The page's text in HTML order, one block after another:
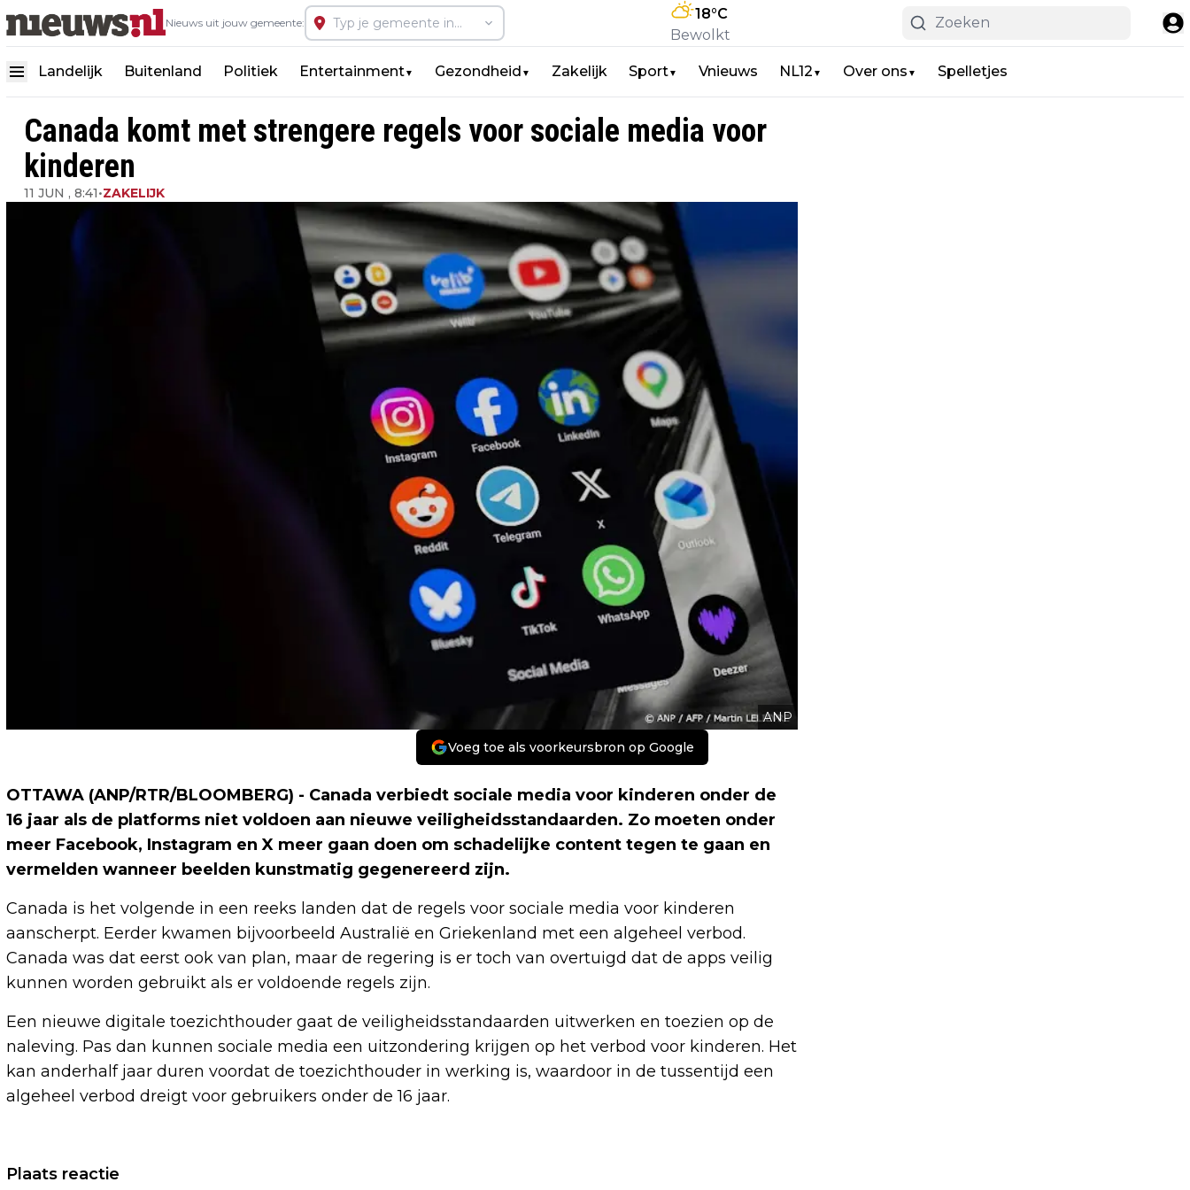
Nieuws uit jouw gemeente:
18°C
Bewolkt
Landelijk Buitenland Politiek Entertainment▼ Gezondheid ▼ Zakelijk Sport▼ Vnieuws NL12 ▼ Over ons ▼ Spelletjes
Canada komt met strengere regels voor sociale media voor
kinderen
11 JUN , 8:41•ZAKELIJK
ANP
Voeg toe als voorkeursbron op Google
OTTAWA (ANP/RTR/BLOOMBERG) - Canada verbiedt sociale media voor kinderen onder de
16 jaar als de platforms niet voldoen aan nieuwe veiligheidsstandaarden. Zo moeten onder
meer Facebook, Instagram en X meer gaan doen om schadelijke content tegen te gaan en
vermelden wanneer beelden kunstmatig gegenereerd zijn.
Canada is het volgende in een reeks landen dat de regels voor sociale media voor kinderen
aanscherpt. Eerder kwamen bijvoorbeeld Australië en Griekenland met een algeheel verbod.
Canada was dat eerst ook van plan, maar de regering is er toch van overtuigd dat de apps veilig
kunnen worden gebruikt als er voldoende regels zijn.
Een nieuwe digitale toezichthouder gaat de veiligheidsstandaarden uitwerken en toezien op de
naleving. Pas dan kunnen sociale media een uitzondering krijgen op het verbod voor kinderen. Het
kan anderhalf jaar duren voordat de toezichthouder in werking is, waardoor in de tussentijd een
algeheel verbod dreigt voor gebruikers onder de 16 jaar.
Vorig artikel
Plaats reactie